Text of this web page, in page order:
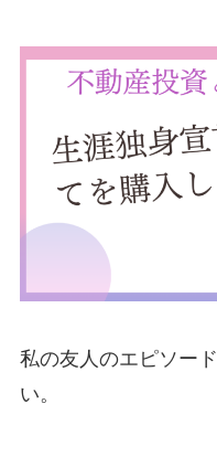
私の友人のエピソー
い。